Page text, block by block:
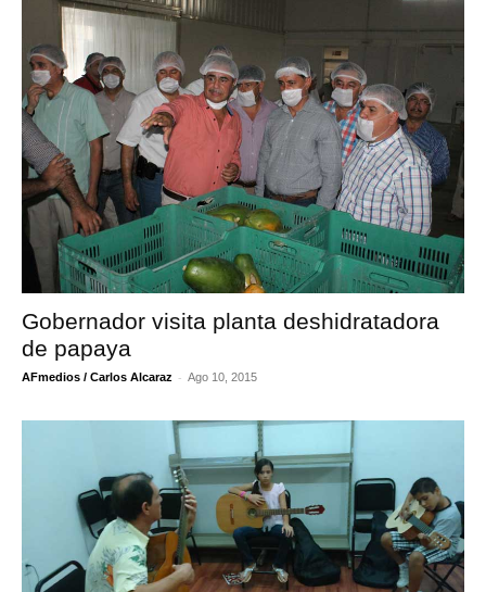
Gobernador visita planta deshidratadora
de papaya
AFmedios / Carlos Alcaraz - Ago 10, 2015